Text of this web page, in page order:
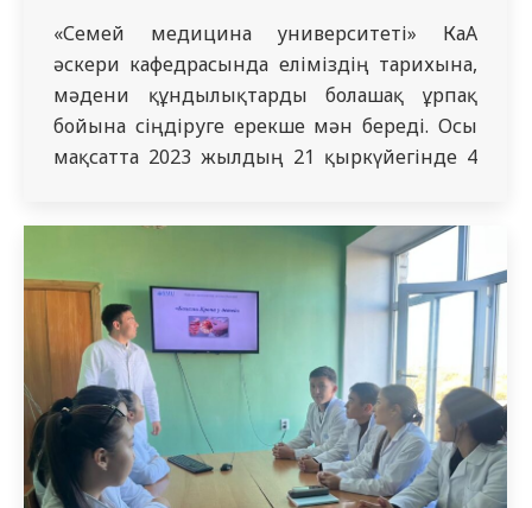
«Семей медицина университеті» КаАҚ
әскери кафедрасында еліміздің тарихына,
мәдени құндылықтарды болашақ ұрпақ
бойына сіңдіруге ерекше мән береді. Осы
мақсатта 2023 жылдың 21 қыркүйегінде 4
Ш.Орынбасаровтың жетекшілігімен, Семей
қаласындағы Абайдың әдеби-мемориалдық
мұражайына саяхат жасады. 1940 жылы 16
қазанда Абайдың 95 жылдық мерейтойына
орай Семей қаласында ашылған бұл…